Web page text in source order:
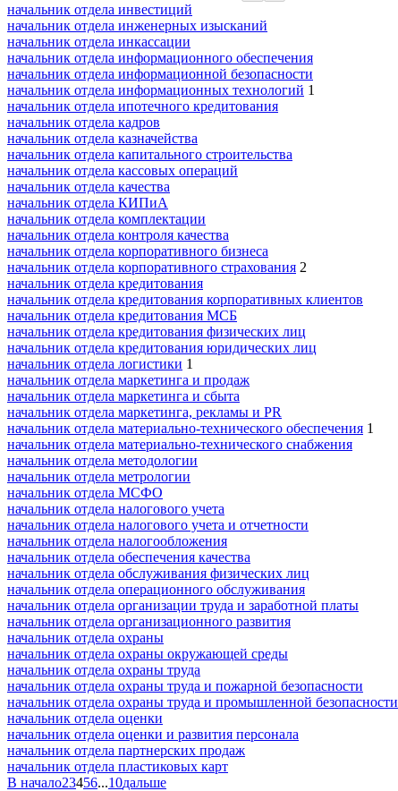
начальник отдела инвестиций
начальник отдела инженерных изысканий
начальник отдела инкассации
начальник отдела информационного обеспечения
начальник отдела информационной безопасности
начальник отдела информационных технологий 1
начальник отдела ипотечного кредитования
начальник отдела кадров
начальник отдела казначейства
начальник отдела капитального строительства
начальник отдела кассовых операций
начальник отдела качества
начальник отдела КИПиА
начальник отдела комплектации
начальник отдела контроля качества
начальник отдела корпоративного бизнеса
начальник отдела корпоративного страхования 2
начальник отдела кредитования
начальник отдела кредитования корпоративных клиентов
начальник отдела кредитования МСБ
начальник отдела кредитования физических лиц
начальник отдела кредитования юридических лиц
начальник отдела логистики 1
начальник отдела маркетинга и продаж
начальник отдела маркетинга и сбыта
начальник отдела маркетинга, рекламы и PR
начальник отдела материально-технического обеспечения 1
начальник отдела материально-технического снабжения
начальник отдела методологии
начальник отдела метрологии
начальник отдела МСФО
начальник отдела налогового учета
начальник отдела налогового учета и отчетности
начальник отдела налогообложения
начальник отдела обеспечения качества
начальник отдела обслуживания физических лиц
начальник отдела операционного обслуживания
начальник отдела организации труда и заработной платы
начальник отдела организационного развития
начальник отдела охраны
начальник отдела охраны окружающей среды
начальник отдела охраны труда
начальник отдела охраны труда и пожарной безопасности
начальник отдела охраны труда и промышленной безопасности
начальник отдела оценки
начальник отдела оценки и развития персонала
начальник отдела партнерских продаж
начальник отдела пластиковых карт
В начало23456...10дальше